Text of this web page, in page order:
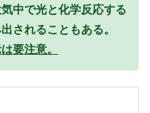
中で光と化学反応する
されることもある。
要注意。